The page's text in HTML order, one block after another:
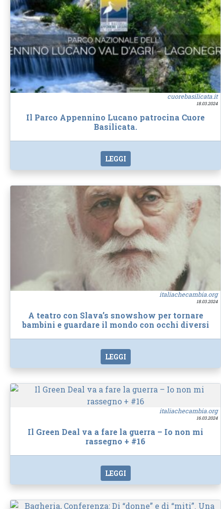
cuorebasilicata.it
18.03.2024
Il Parco Appennino Lucano patrocina Cuore
Basilicata.
LEGGI
italiachecambia.org
18.03.2024
A teatro con Slava’s snowshow per tornare
bambini e guardare il mondo con occhi diversi
LEGGI
italiachecambia.org
16.03.2024
Il Green Deal va a fare la guerra – Io non mi
rassegno + #16
LEGGI